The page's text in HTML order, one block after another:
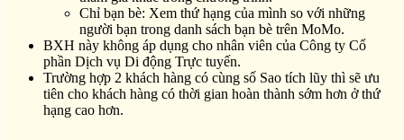
Chỉ bạn bè: Xem thứ hạng của mình so với những
người bạn trong danh sách bạn bè trên MoMo.
BXH này không áp dụng cho nhân viên của Công ty Cổ
phần Dịch vụ Di động Trực tuyến.
Trường hợp 2 khách hàng có cùng số Sao tích lũy thì sẽ ưu
tiên cho khách hàng có thời gian hoàn thành sớm hơn ở thứ
hạng cao hơn.